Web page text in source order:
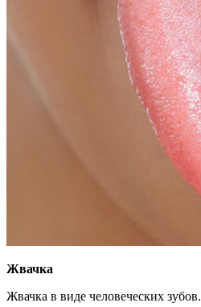
Жвачка
Жвачка в виде человеческих зубов.